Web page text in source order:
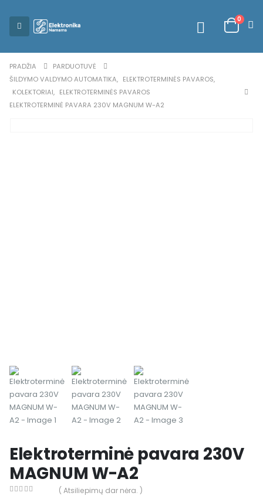
0
PRADŽIA
PARDUOTUVĖ
ŠILDYMO VALDYMO AUTOMATIKA, ELEKTROTERMINĖS PAVAROS,
KOLEKTORIAI, ELEKTROTERMINĖS PAVAROS
ELEKTROTERMINĖ PAVARA 230V MAGNUM W-A2
Elektroterminė pavara 230V
MAGNUM W-A2
( Atsiliepimų dar nėra. )